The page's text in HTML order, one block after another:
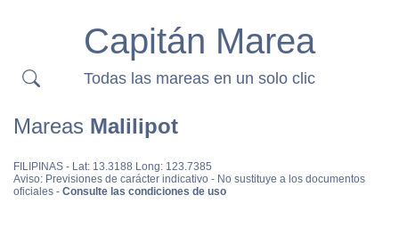
Capitán Marea
Todas las mareas en un solo clic
Mareas Malilipot
FILIPINAS - Lat: 13.3188 Long: 123.7385
Aviso: Previsiones de carácter indicativo - No sustituye a los documentos
oficiales - Consulte las condiciones de uso